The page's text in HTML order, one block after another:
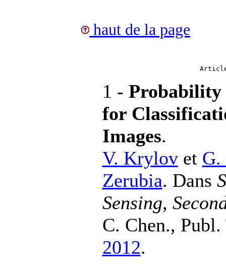
haut de la page
1 - Probability
for
Images.
V. Krylovet G.
Zerubia. Dans
Sensing,
C. Chen.,
2012.